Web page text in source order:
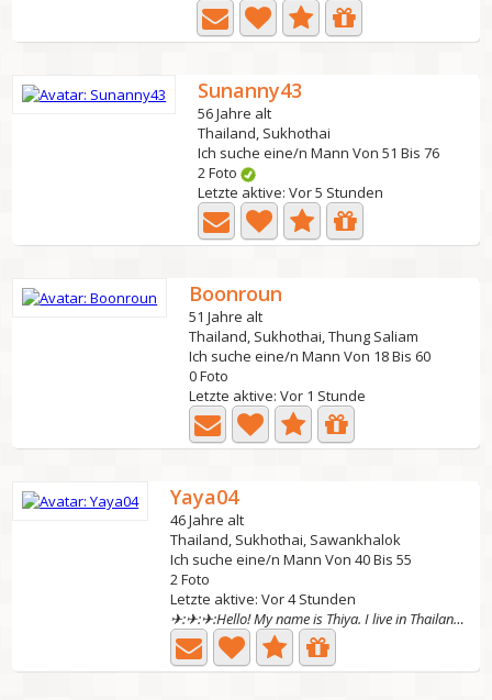
Sunanny43
56 Jahre alt
Thailand, Sukhothai
Ich suche eine/n Mann Von 51 Bis 76
2 Foto
Letzte aktive: Vor 5 Stunden
Boonroun
51 Jahre alt
Thailand, Sukhothai, Thung Saliam
Ich suche eine/n Mann Von 18 Bis 60
0 Foto
Letzte aktive: Vor 1 Stunde
Yaya04
46 Jahre alt
Thailand, Sukhothai, Sawankhalok
Ich suche eine/n Mann Von 40 Bis 55
2 Foto
Letzte aktive: Vor 4 Stunden
✈:✈:✈:Hello! My name is Thiya. I live in Thailand. I am...